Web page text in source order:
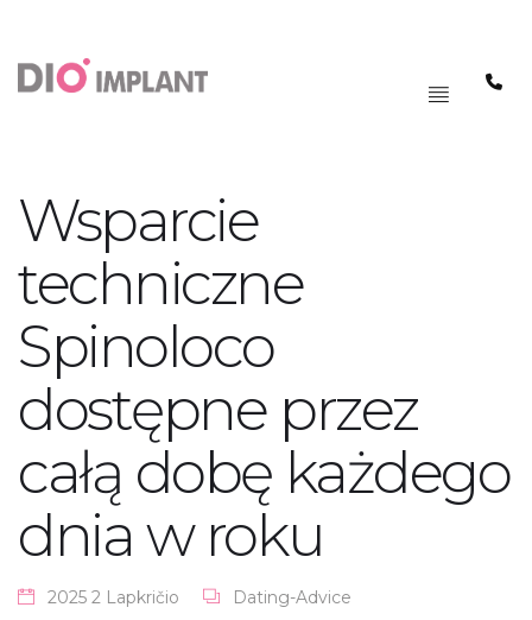
Wsparcie
techniczne
Spinoloco
dostępne przez
całą dobę każdego
dnia w roku
2025 2 Lapkričio Dating-Advice